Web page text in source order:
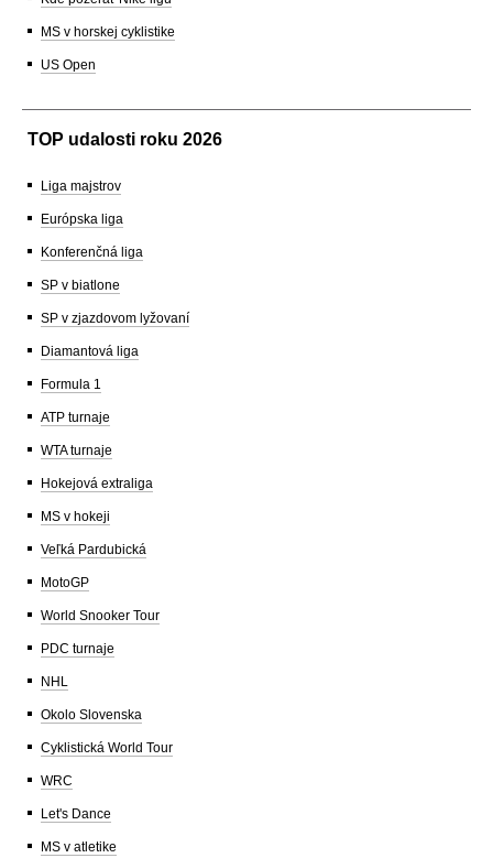
MS v horskej cyklistike
US Open
TOP udalosti roku 2026
Liga majstrov
Európska liga
Konferenčná liga
SP v biatlone
SP v zjazdovom lyžovaní
Diamantová liga
Formula 1
ATP turnaje
WTA turnaje
Hokejová extraliga
MS v hokeji
Veľká Pardubická
MotoGP
World Snooker Tour
PDC turnaje
NHL
Okolo Slovenska
Cyklistická World Tour
WRC
Let's Dance
MS v atletike